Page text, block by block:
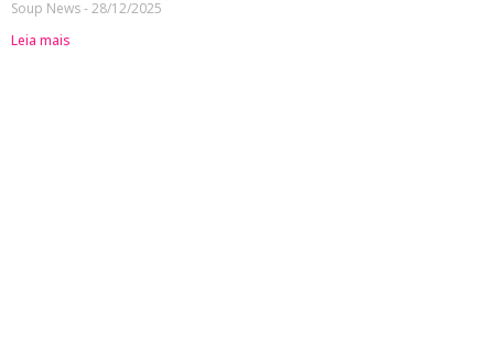
Soup News 28/12/2025
Leia mais